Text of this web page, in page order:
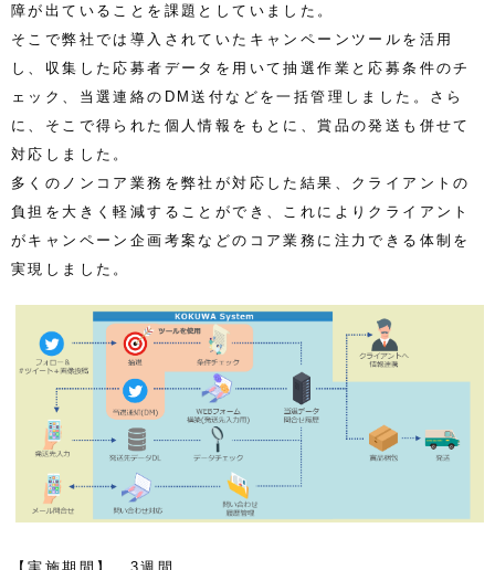
障が出ていることを課題としていました。
そこで弊社では導入されていたキャンペーンツールを活用
し、収集した応募者データを用いて抽選作業と応募条件のチ
ェック、当選連絡のDM送付などを一括管理しました。さら
に、そこで得られた個人情報をもとに、賞品の発送も併せて
対応しました。
多くのノンコア業務を弊社が対応した結果、クライアントの
負担を大きく軽減することができ、これによりクライアント
がキャンペーン企画考案などのコア業務に注力できる体制を
実現しました。